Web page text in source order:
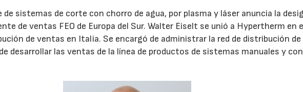
sistemas de corte con chorro de agua, por plasma y láser anuncia la
de ventas FEO de Europa del Sur. Walter Eiselt se unió a Hypertherm en
de ventas en Italia. Se encargó de administrar la red de distribución de
desarrollar las ventas de la línea de productos de sistemas manuales y